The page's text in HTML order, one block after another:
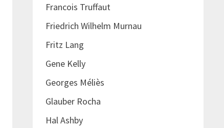
Francois Truffaut
Friedrich Wilhelm Murnau
Fritz Lang
Gene Kelly
Georges Méliès
Glauber Rocha
Hal Ashby